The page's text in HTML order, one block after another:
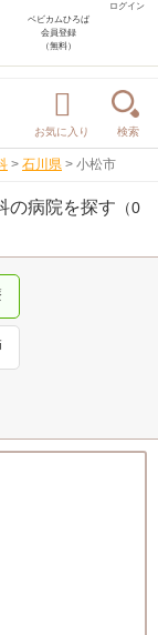
ログイン
ベビカムひろば
会員登録
（無料）
お気に入り 検索
> 石川県 > 小松市
の病院を探す （0